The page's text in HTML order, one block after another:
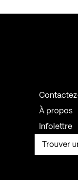
À propos
Infolettre
Trouver